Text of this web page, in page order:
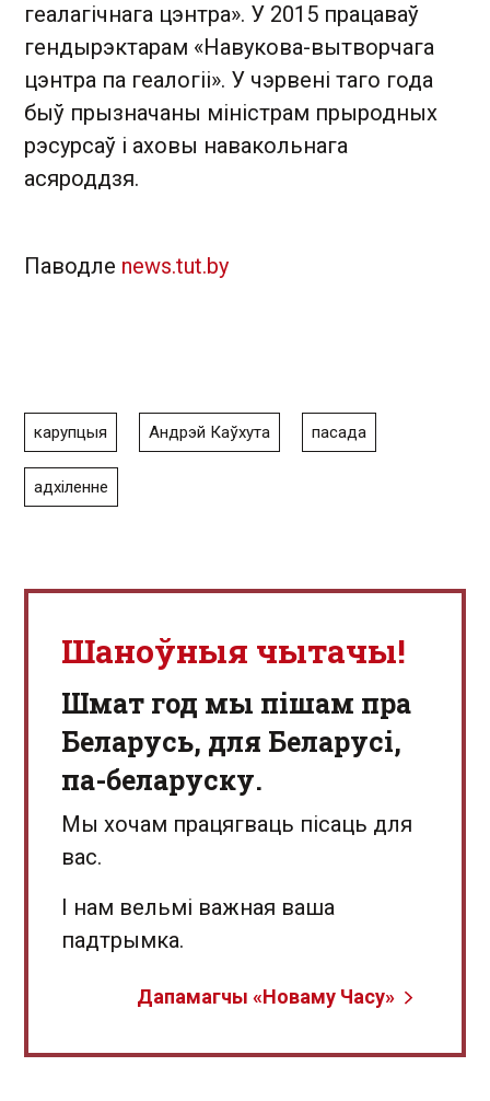
геалагічнага цэнтра». У 2015 працаваў
гендырэктарам «Навукова-вытворчага
цэнтра па геалогіі». У чэрвені таго года
быў прызначаны міністрам прыродных
рэсурсаў і аховы навакольнага
асяроддзя.
Паводле news.tut.by
карупцыя Андрэй Каўхута пасада
адхіленне
Шаноўныя чытачы!
Шмат год мы пішам пра
Беларусь, для Беларусі,
па-беларуску.
Мы хочам працягваць пісаць для
вас.
І нам вельмі важная ваша
падтрымка.
Дапамагчы «Новаму Часу»